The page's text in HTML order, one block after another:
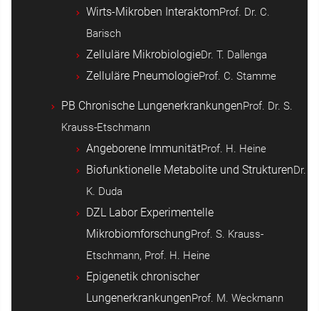
Wirts-Mikroben InteraktomProf. Dr. C.
Barisch
Zelluläre MikrobiologieDr. T. Dallenga
Zelluläre PneumologieProf. C. Stamme
PB Chronische LungenerkrankungenProf. Dr. S.
Krauss-Etschmann
Angeborene ImmunitätProf. H. Heine
Biofunktionelle Metabolite und StrukturenDr.
K. Duda
DZL Labor Experimentelle
MikrobiomforschungProf. S. Krauss-
Etschmann, Prof. H. Heine
Epigenetik chronischer
LungenerkrankungenProf. M. Weckmann